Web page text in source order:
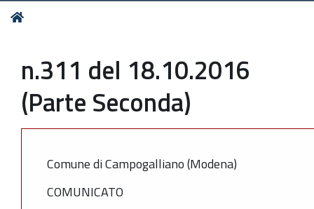
Tu
n.311 del 18.10.2016
(Parte Seconda)
Comune di Campogalliano (Modena)
COMUNICATO